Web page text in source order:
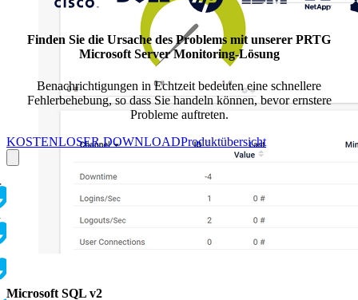
Microsoft SQL v2
Finden Sie die Ursache des Problems mit unserer PRTG
Microsoft Server Monitoring-Lösung
Benachrichtigungen in Echtzeit bedeuten eine schnellere
Fehlerbehebung, so dass Sie handeln können, bevor ernstere
Probleme auftreten.
KOSTENLOSER DOWNLOADProduktübersicht